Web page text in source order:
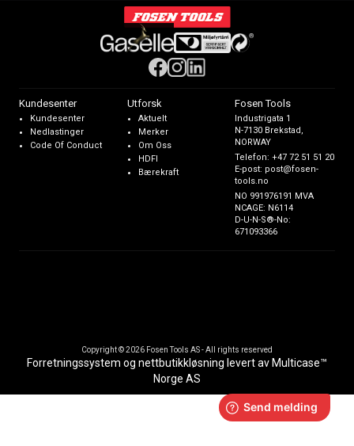
Kundesenter
Kundesenter
Nedlastinger
Code Of Conduct
Utforsk
Aktuelt
Merker
Om Oss
HDFI
Bærekraft
Fosen Tools
Industrigata 1
N-7130 Brekstad,
NORWAY
Telefon:+47 72 51 51 20
E-post: post@fosen-
tools.no
NO 991976191 MVA
NCAGE: N6114
D-U-N-S®-No:
671093366
Copyright © 2026 Fosen Tools AS - All rights reserved
Forretningssystem og nettbutikkløsning levert av Multicase™
Norge AS